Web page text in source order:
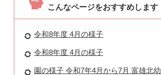
こんなページをおすすめします
令和8年度 4月の様子
令和8年度 4月の様子
園の様子 令和7年4月から7月 富雄北幼